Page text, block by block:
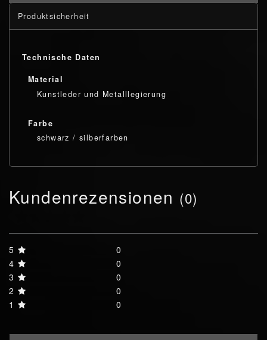
Produktsicherheit
Technische Daten
Material
Kunstleder und Metalllegierung
Farbe
schwarz / silberfarben
Kundenrezensionen (0)
5
0
4
0
3
0
2
0
1
0